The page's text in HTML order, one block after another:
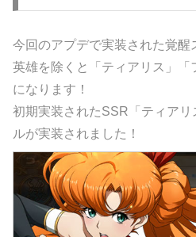
今回のアプデで実装された覚醒
英雄を除くと「ティアリス」「
になります！
初期実装されたSSR「ティア
ルが実装されました！